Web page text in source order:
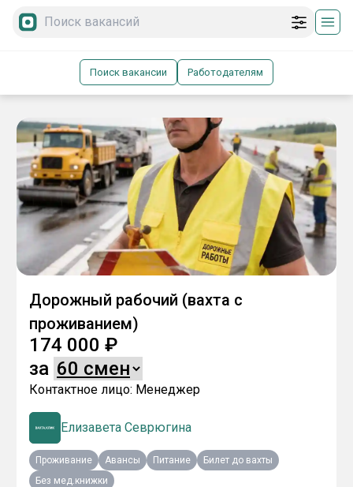
Поиск вакансии Работодателям
Дорожный рабочий (вахта с
проживанием)
174 000 ₽
за
Контактное лицо: Менеджер
Елизавета Севрюгина
Проживание Авансы Питание
Билет до вахты
Без мед.книжки